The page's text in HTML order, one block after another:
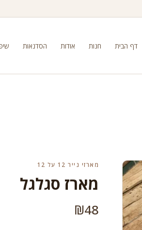
דף הבית חנות אודות הסדנאות
מארזי נייר 12 על 12
מארז סגלגל
₪48